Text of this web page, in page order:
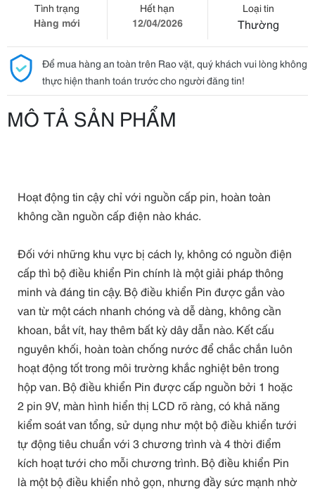
Tình trạng
Hàng mới
Hết hạn
12/04/2026
Loại tin
Thường
Để mua hàng an toàn trên Rao vặt, quý khách vui lòng không
thực hiện thanh toán trước cho người đăng tin!
MÔ TẢ SẢN PHẨM
Hoạt động tin cậy chỉ với nguồn cấp pin, hoàn toàn
không cần nguồn cấp điện nào khác.
Đối với những khu vực bị cách ly, không có nguồn điện
cấp thì bộ điều khiển Pin chính là một giải pháp thông
minh và đáng tin cậy. Bộ điều khiển Pin được gắn vào
van từ một cách nhanh chóng và dễ dàng, không cần
khoan, bắt vít, hay thêm bất kỳ dây dẫn nào. Kết cấu
nguyên khối, hoàn toàn chống nước để chắc chắn luôn
hoạt động tốt trong môi trường khắc nghiệt bên trong
hộp van. Bộ điều khiển Pin được cấp nguồn bởi 1 hoặc
2 pin 9V, màn hình hiển thị LCD rõ ràng, có khả năng
kiểm soát van tổng, sử dụng như một bộ điều khiển tưới
tự động tiêu chuẩn với 3 chương trình và 4 thời điểm
kích hoạt tưới cho mỗi chương trình. Bộ điều khiển Pin
là một bộ điều khiển nhỏ gọn, nhưng đầy sức mạnh nhờ